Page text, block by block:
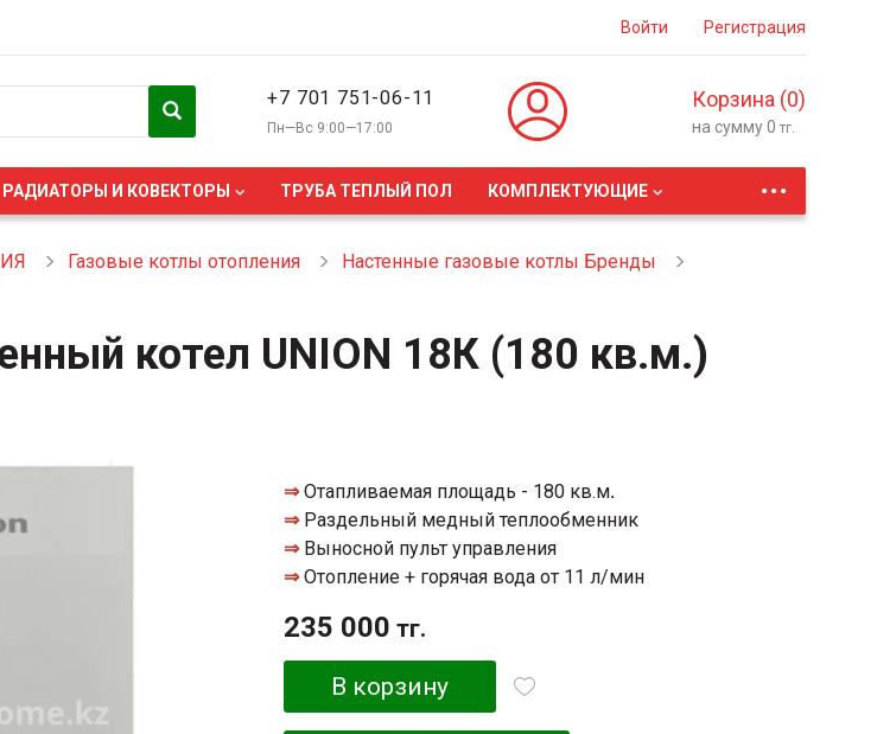
Войти Регистрация
+7 701 751-06-11
Пн—Вс 9:00—17:00
Корзина (0)
на сумму0 тг.
РАДИАТОРЫ И КОВЕКТОРЫ ТРУБА ТЕПЛЫЙ ПОЛ КОМПЛЕКТУЮЩИЕ ...
Газовые котлы отопления
Настенные газовые котлы Бренды
котел UNION 18К (180 кв.м.)
⇒Отапливаемая площадь - 180 кв.м.
⇒Раздельный медный теплообменник
⇒ Выносной пульт управления
⇒ Отопление + горячая вода от 11 л/мин
235 000 тг.
В корзину